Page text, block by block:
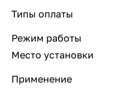
Типы оплаты
Режим работы
Место установки
Применение